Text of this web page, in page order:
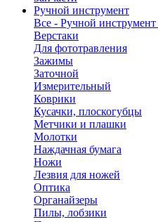
Ручной инструмент
Все - Ручной инструмент
Верстаки
Для фототравления
Зажимы
Заточной
Измерительный
Коврики
Кусачки, плоскогубцы
Метчики и плашки
Молотки
Наждачная бумага
Ножи
Лезвия для ножей
Оптика
Органайзеры
Пилы, лобзики